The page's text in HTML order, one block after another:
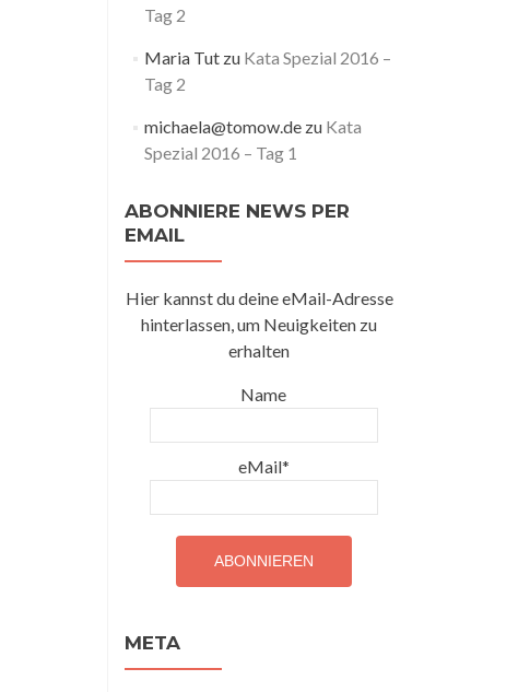
Tag 2
Maria Tutzu Kata Spezial 2016 –
Tag 2
michaela@tomow.dezu Kata
Spezial 2016 – Tag 1
ABONNIERE NEWS PER
EMAIL
Hier kannst du deine eMail-Adresse
hinterlassen, um Neuigkeiten zu
erhalten
Name
eMail*
META